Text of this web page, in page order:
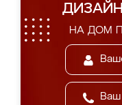
НА ДОМ